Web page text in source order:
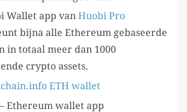
Wallet app van Huobi Pro
bijna alle Ethereum gebaseerde
in totaal meer dan 1000
crypto assets.
ETH wallet
– Ethereum wallet app